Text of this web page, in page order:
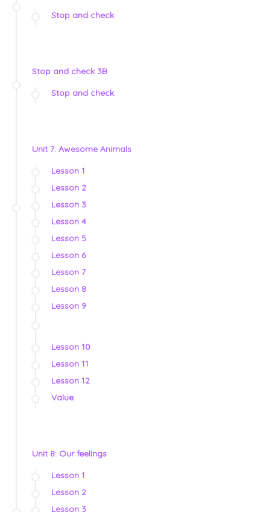
Stop and check
Stop and check 3B
Stop and check
Unit 7: Awesome Animals
Lesson 1
Lesson 2
Lesson 3
Lesson 4
Lesson 5
Lesson 6
Lesson 7
Lesson 8
Lesson 9
Lesson 10
Lesson 11
Lesson 12
Value
Unit 8: Our feelings
Lesson 1
Lesson 2
Lesson 3